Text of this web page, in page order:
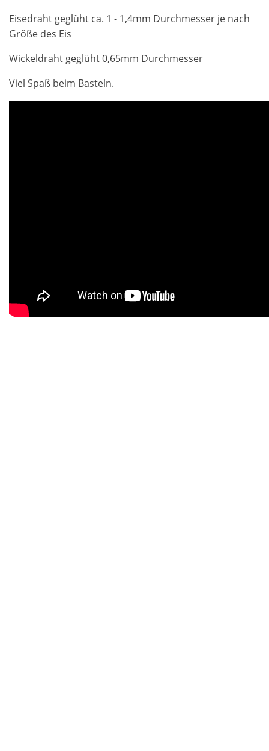
Eisedraht geglüht ca. 1 - 1,4mm Durchmesser je nach
Größe des Eis
Wickeldraht geglüht 0,65mm Durchmesser
Viel Spaß beim Basteln.